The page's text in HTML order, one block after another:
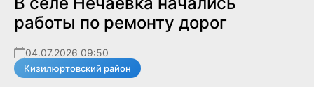
работы по ремонту дорог
04.07.2026 09:50
Кизилюртовский район